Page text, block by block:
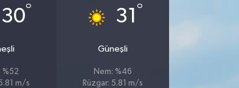
30°
%52
m/s
31 °
Güneşli
Nem: %46
Rüzgar: 5.81 m/s